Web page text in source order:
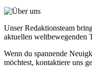
Unser Redaktionsteam
aktuellen weltbewegenden
Wenn du spannende
möchtest, kontaktiere uns